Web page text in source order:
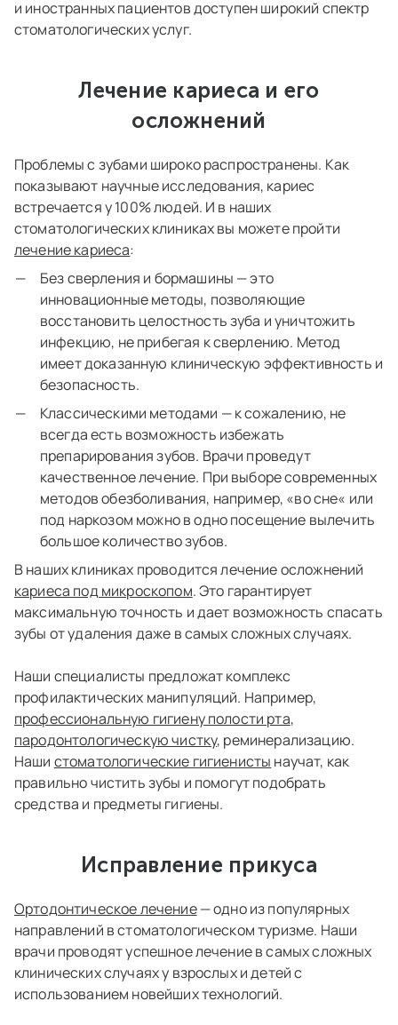
и иностранных пациентов доступен широкий спектр
стоматологических услуг.
Лечение кариеса и его
осложнений
Проблемы с зубами широко распространены. Как
показывают научные исследования, кариес
встречается у 100% людей. И в наших
стоматологических клиниках вы можете пройти
лечение кариеса:
Без сверления и бормашины — это
инновационные методы, позволяющие
восстановить целостность зуба и уничтожить
инфекцию, не прибегая к сверлению. Метод
имеет доказанную клиническую эффективность и
безопасность.
Классическими методами — к сожалению, не
всегда есть возможность избежать
препарирования зубов. Врачи проведут
качественное лечение. При выборе современных
методов обезболивания, например, «во сне« или
под наркозом можно в одно посещение вылечить
большое количество зубов.
В наших клиниках проводится лечение осложнений
кариеса под микроскопом. Это гарантирует
максимальную точность и дает возможность спасать
зубы от удаления даже в самых сложных случаях.
Наши специалисты предложат комплекс
профилактических манипуляций. Например,
профессиональную гигиену полости рта,
пародонтологическую чистку, реминерализацию.
Наши стоматологические гигиенисты научат, как
правильно чистить зубы и помогут подобрать
средства и предметы гигиены.
Исправление прикуса
Ортодонтическое лечение— одно из популярных
направлений в стоматологическом туризме. Наши
врачи проводят успешное лечение в самых сложных
клинических случаях у взрослых и детей с
использованием новейших технологий.